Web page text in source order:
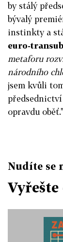
by stálý
bývalý
instinkty a
euro-
metaforu
národního
jsem kvůli
předsednictví
opravdu oběť."
Nudíte se